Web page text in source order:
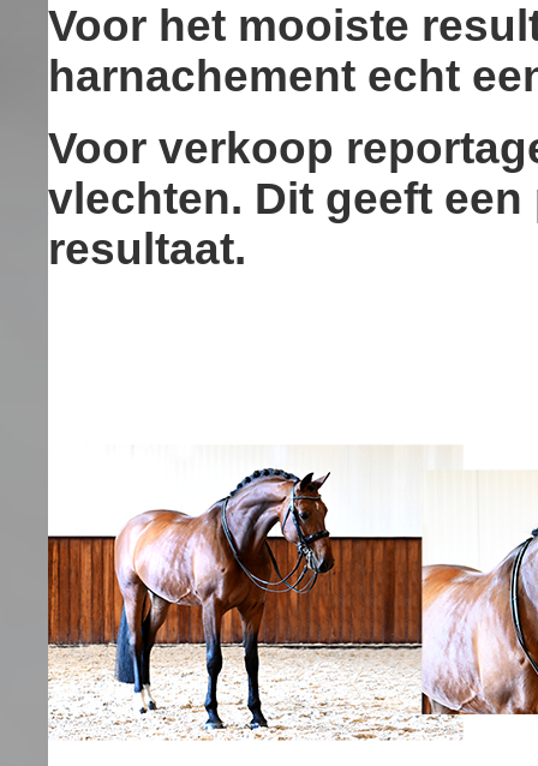
Voor het mooiste
harnachement echt
Voor verkoop
vlechten. Dit geeft
resultaat.